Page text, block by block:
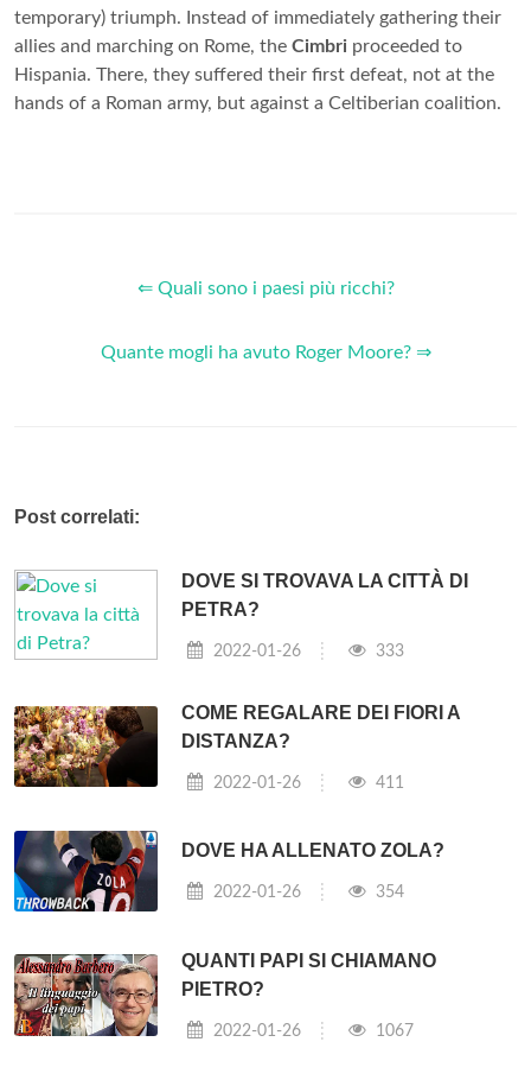
temporary) triumph. Instead of immediately gathering their
allies and marching on Rome, the Cimbri proceeded to
Hispania. There, they suffered their first defeat, not at the
hands of a Roman army, but against a Celtiberian coalition.
⇐ Quali sono i paesi più ricchi?
Quante mogli ha avuto Roger Moore? ⇒
Post correlati:
DOVE SI TROVAVA LA CITTÀ DI
PETRA?
2022-01-26 333
COME REGALARE DEI FIORI A
DISTANZA?
2022-01-26 411
DOVE HA ALLENATO ZOLA?
2022-01-26 354
QUANTI PAPI SI CHIAMANO
PIETRO?
2022-01-26 1067